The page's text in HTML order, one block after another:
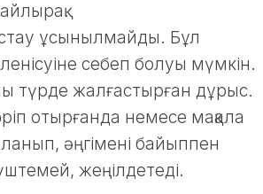
ұсынылмайды. Бұл
себеп болуы мүмкін.
түрде жалғастырған дұрыс.
отырғанда немесе мақала
әңгімені байыппен
жеңілдетеді.